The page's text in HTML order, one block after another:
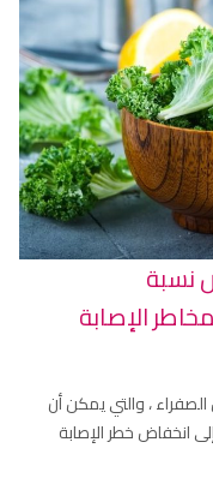
نسبة
الإصابة
، والتي يمكن أن
انخفاض خطر الإصابة